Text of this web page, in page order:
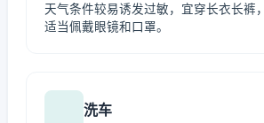
天气条件较易诱发过敏，宜穿长衣长裤
适当佩戴眼镜和口罩。
洗车